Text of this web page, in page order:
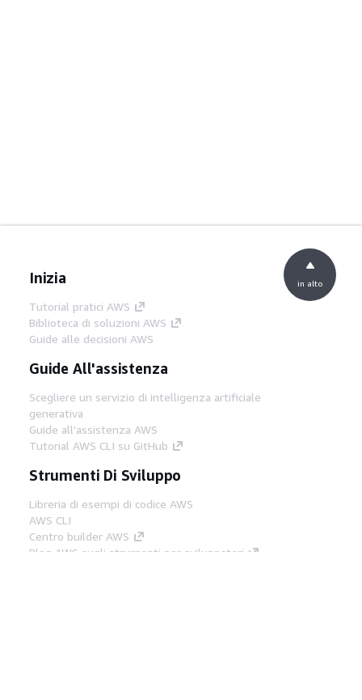
Inizia
Tutorial pratici AWS
Biblioteca di soluzioni AWS
Guide alle decisioni AWS
Guide All'assistenza
Scegliere un servizio di intelligenza artificiale
generativa
Guide all'assistenza AWS
Tutorial AWS CLI su GitHub
Strumenti Di Sviluppo
Libreria di esempi di codice AWS
AWS CLI
Centro builder AWS
Blog AWS sugli strumenti per sviluppatori
in alto